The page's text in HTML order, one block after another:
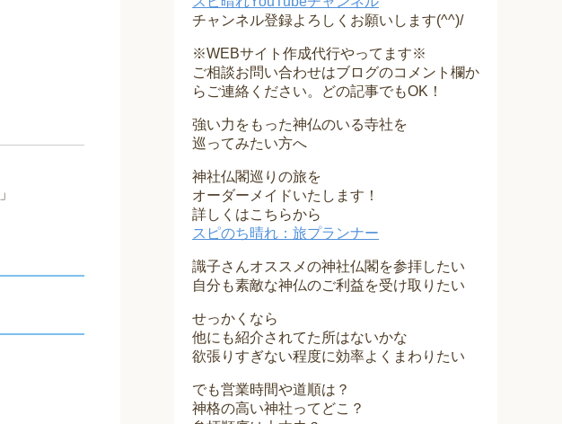
」
チャンネル登録よろしくお願いします(^^)/
※WEBサイト作成代行やってます※
ご相談お問い合わせはブログのコメント欄か
らご連絡ください。どの記事でもOK！
強い力をもった神仏のいる寺社を
巡ってみたい方へ
神社仏閣巡りの旅を
オーダーメイドいたします！
詳しくはこちらから
スピのち晴れ：旅プランナー
識子さんオススメの神社仏閣を参拝したい
自分も素敵な神仏のご利益を受け取りたい
せっかくなら
他にも紹介されてた所はないかな
欲張りすぎない程度に効率よくまわりたい
でも営業時間や道順は？
神格の高い神社ってどこ？